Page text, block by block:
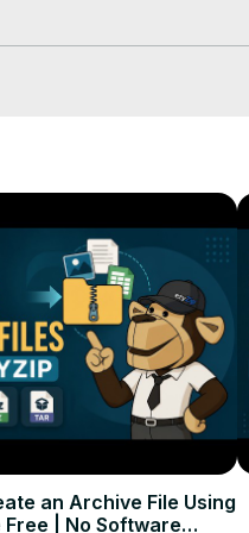
PAX une fois terminé.
an Archive File Using
Free | No Software